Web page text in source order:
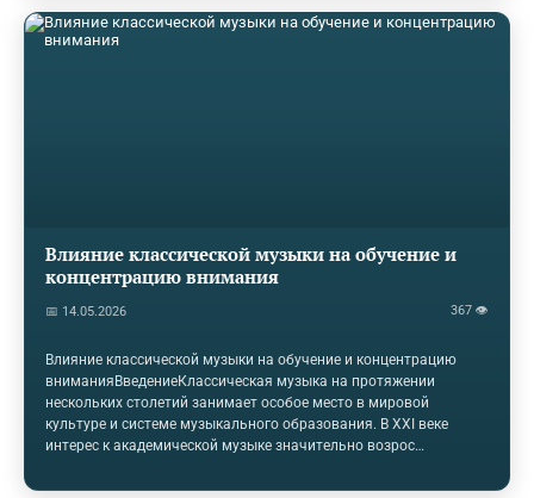
целом) и даже появляются новые стили (например,
импрессионизм). XX век выводит идею синтеза на новый
Влияние классической музыки на обучение и
концентрацию внимания
📅 14.05.2026 367 👁
Влияние классической музыки на обучение и концентрацию
вниманияВведениеКлассическая музыка на протяжении
нескольких столетий занимает особое место в мировой
культуре и системе музыкального образования. В XXI веке
интерес к академической музыке значительно возрос
популяризации темы «музыки для учебы и концентрации».